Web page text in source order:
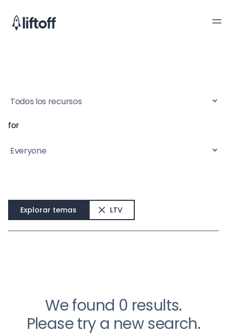
for
Explorar temas LTV
We found 0 results.
Please try a new search.